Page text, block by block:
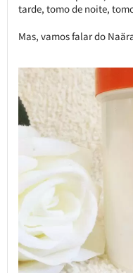
tarde, tomo de noite,
Mas, vamos falar do